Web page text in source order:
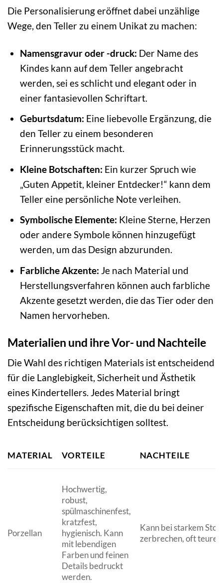
Die Personalisierung eröffnet dabei unzählige
Wege, den Teller zu einem Unikat zu machen:
Namensgravur oder -druck: Der Name des
Kindes kann auf dem Teller angebracht
werden, sei es schlicht und elegant oder in
einer fantasievollen Schriftart.
Geburtsdatum: Eine liebevolle Ergänzung, die
den Teller zu einem besonderen
Erinnerungsstück macht.
Kleine Botschaften: Ein kurzer Spruch wie
„Guten Appetit, kleiner Entdecker!“ kann dem
Teller eine persönliche Note verleihen.
Symbolische Elemente: Kleine Sterne, Herzen
oder andere Symbole können hinzugefügt
werden, um das Design abzurunden.
Farbliche Akzente: Je nach Material und
Herstellungsverfahren können auch farbliche
Akzente gesetzt werden, die das Tier oder den
Namen hervorheben.
Materialien und ihre Vor- und Nachteile
Die Wahl des richtigen Materials ist entscheidend
für die Langlebigkeit, Sicherheit und Ästhetik
eines Kindertellers. Jedes Material bringt
spezifische Eigenschaften mit, die du bei deiner
Entscheidung berücksichtigen solltest.
MATERIAL VORTEILE NACHTEILE
Porzellan
Hochwertig,
robust,
spülmaschinenfest,
kratzfest,
hygienisch. Kann
mit lebendigen
Farben und feinen
Details bedruckt
werden.
Kann bei starkem Stoß
zerbrechen, oft teurer.